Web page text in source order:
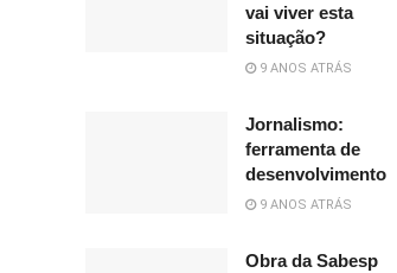
vai viver esta
situação?
9 ANOS ATRÁS
Jornalismo:
ferramenta de
desenvolvimento
9 ANOS ATRÁS
Obra da Sabesp